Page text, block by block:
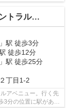
ベニュー
」駅 徒歩3分
徒歩12分
」駅 徒歩25分
２丁目1-2
アベニュー。行く先
3分の位置に駅があ